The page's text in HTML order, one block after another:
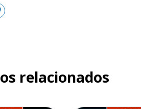
relacionados